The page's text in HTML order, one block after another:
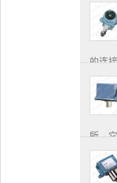
的连
的选
所，
所。
足各
和液